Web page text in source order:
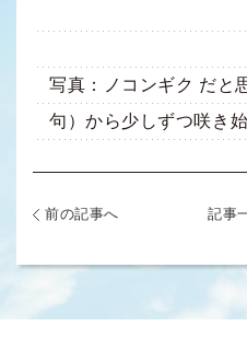
写真：ノコンギク だと
句）から少しずつ咲き始
前の記事へ 記事